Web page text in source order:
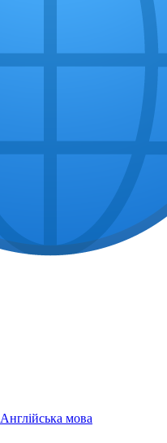
Англійська мова